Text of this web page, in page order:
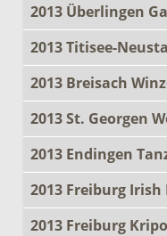
2013 Überlingen
2013 Titisee-
2013 Breisach
2013 St. Georgen
2013 Endingen
2013 Freiburg Irish
2013 Freiburg